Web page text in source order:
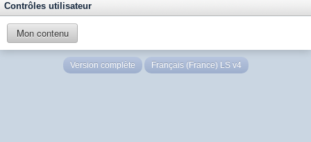
Contrôles utilisateur
Mon contenu
Version complète Français (France) LS v4